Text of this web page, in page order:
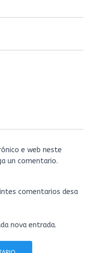
e web neste
un comentario.
comentarios desa
nova entrada.